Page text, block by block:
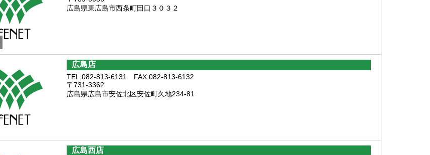
広島県東広島市西条町田口３０３２
広島店
TEL:082-813-6131 FAX:082-813-6132
〒731-3362
広島県広島市安佐北区安佐町久地234-81
広島西店